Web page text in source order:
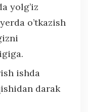
yolg’iz
o’tkazish
ishda
darak